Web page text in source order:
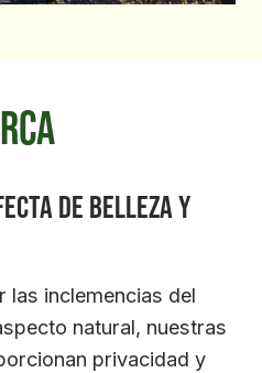
de belleza y
las inclemencias del
natural, nuestras
privacidad y